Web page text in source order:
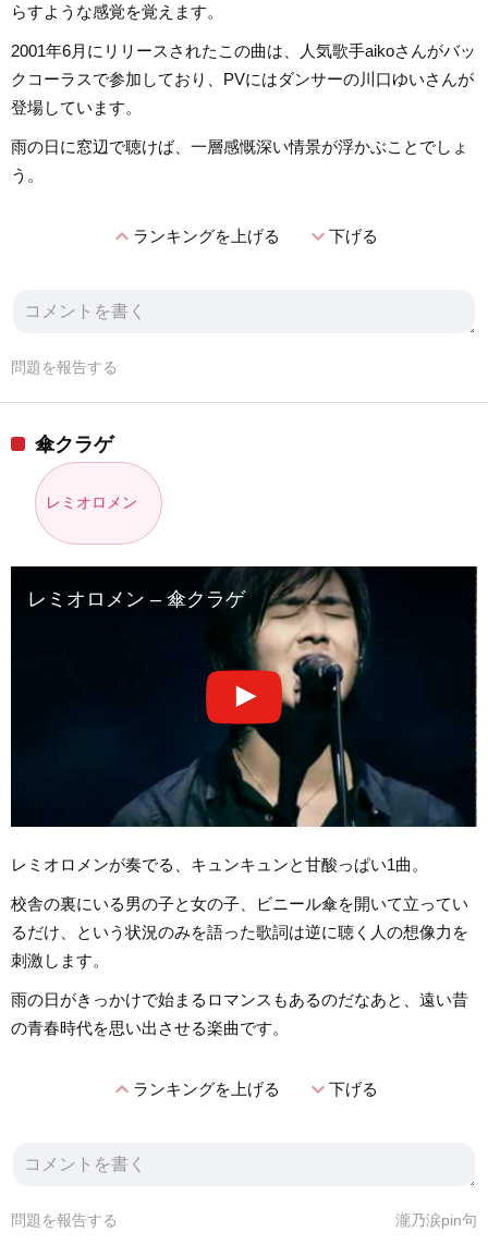
らすような感覚を覚えます。
2001年6月にリリースされたこの曲は、人気歌手aikoさんがバッ
クコーラスで参加しており、PVにはダンサーの川口ゆいさんが
登場しています。
雨の日に窓辺で聴けば、一層感慨深い情景が浮かぶことでしょ
う。
expand_lessランキングを上げる expand_more下げる
問題を報告する
傘クラゲ
レミオロメン
レミオロメン – 傘クラゲ
レミオロメンが奏でる、キュンキュンと甘酸っぱい1曲。
校舎の裏にいる男の子と女の子、ビニール傘を開いて立ってい
るだけ、という状況のみを語った歌詞は逆に聴く人の想像力を
刺激します。
雨の日がきっかけで始まるロマンスもあるのだなあと、遠い昔
の青春時代を思い出させる楽曲です。
expand_lessランキングを上げる expand_more下げる
瀧乃涙pin句
問題を報告する